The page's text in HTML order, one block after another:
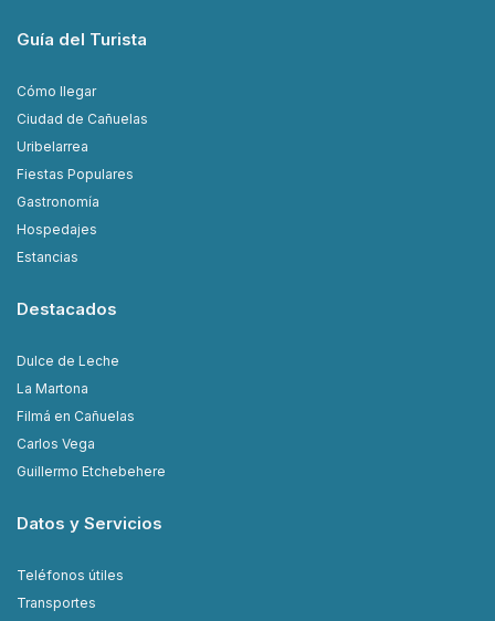
Guía del Turista
Cómo llegar
Ciudad de Cañuelas
Uribelarrea
Fiestas Populares
Gastronomía
Hospedajes
Estancias
Destacados
Dulce de Leche
La Martona
Filmá en Cañuelas
Carlos Vega
Guillermo Etchebehere
Datos y Servicios
Teléfonos útiles
Transportes